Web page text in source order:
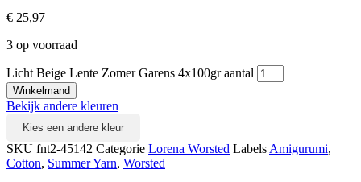
€ 25,97
3 op voorraad
Licht Beige Lente Zomer Garens 4x100gr aantal
Winkelmand
Bekijk andere kleuren
Kies een andere kleur
SKU fnt2-45142 Categorie Lorena Worsted Labels Amigurumi,
Cotton, Summer Yarn, Worsted